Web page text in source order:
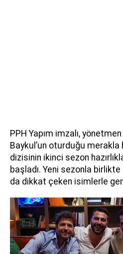
PPH Yapım imzalı,
Baykul’un oturduğu merakla
dizisinin ikinci sezon
başladı. Yeni sezonla
da dikkat çeken isimlerle